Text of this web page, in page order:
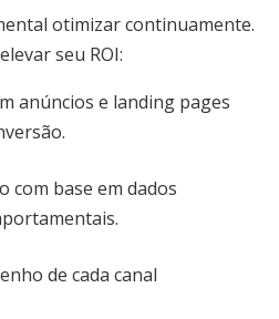
otimizar continuamente.
seu ROI:
anúncios e landing pages
com base em dados
de cada canal